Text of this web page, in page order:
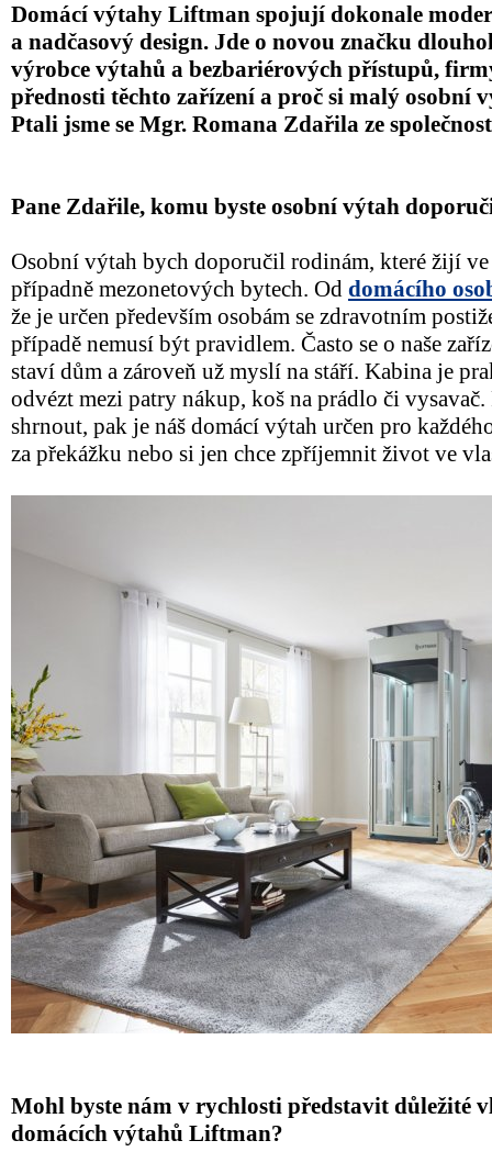
Domácí výtahy Liftman spojují dokonale
a nadčasový design. Jde o novou značku
výrobce výtahů a bezbariérových přístupů,
přednosti těchto zařízení a proč si malý
Ptali jsme se Mgr. Romana Zdařila ze
Pane Zdařile, komu byste osobní výtah
Osobní výtah bych doporučil rodinám, které žijí
případně mezonetových bytech. Od domácího
že je určen především osobám se zdravotním
případě nemusí být pravidlem. Často se o naše
staví dům a zároveň už myslí na stáří. Kabina je
odvézt mezi patry nákup, koš na prádlo či
shrnout, pak je náš domácí výtah určen pro
za překážku nebo si jen chce zpříjemnit život ve
Mohl byste nám v rychlosti představit důležité
domácích výtahů Liftman?